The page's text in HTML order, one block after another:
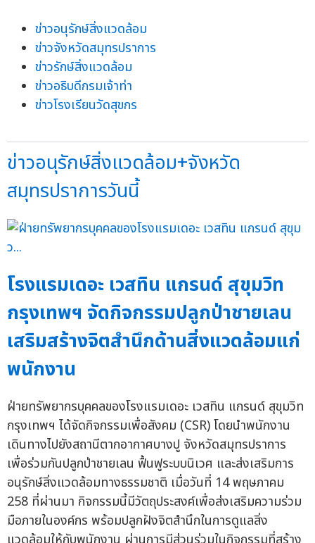
ข่าวอนุรักษ์สิ่งแวดล้อม
ข่าวจังหวัดสมุทรปราการ
ข่าวรักษ์สิ่งแวดล้อม
ข่าวอธิบดีกรมเจ้าท่า
ข่าวโรงเรียนวัดสุขกร
ข่าวอนุรักษ์สิ่งแวดล้อม+จังหวัด
สมุทรปราการวันนี้
โรงแรมเดอะ เวสทิน แกรนด์ สุขุมวิท
กรุงเทพฯ จัดกิจกรรมปลูกป่าชายเลน
เสริมสร้างจิตสำนึกด้านสิ่งแวดล้อมแก่
พนักงาน
ฝ่ายทรัพยากรบุคคลของโรงแรมเดอะ เวสทิน แกรนด์ สุขุมวิท
กรุงเทพฯ ได้จัดกิจกรรมเพื่อสังคม (CSR) โดยนำพนักงาน
เดินทางไปยังสถานีตากอากาศบางปู จังหวัดสมุทรปราการ
เพื่อร่วมกันปลูกป่าชายเลน ฟื้นฟูระบบนิเวศ และส่งเสริมการ
อนุรักษ์สิ่งแวดล้อมทางธรรมชาติ เมื่อวันที่ 14 พฤษภาคม
258 ที่ผ่านมา กิจกรรมนี้มีวัตถุประสงค์เพื่อส่งเสริมความร่วม
มือภายในองค์กร พร้อมปลูกฝังจิตสำนึกในการดูแลสิ่ง